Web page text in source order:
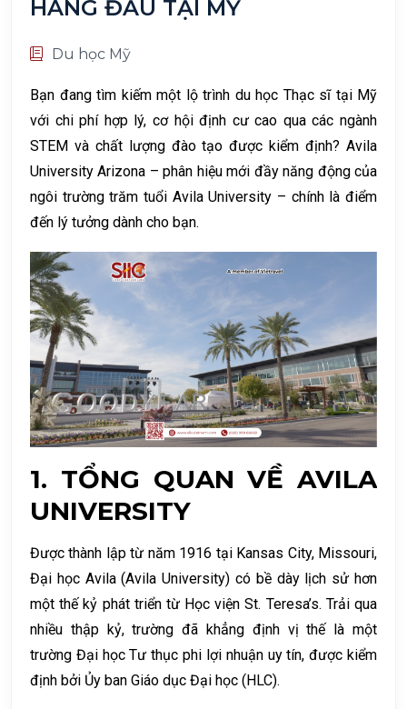
HÀNG ĐẦU TẠI MỸ
Du học Mỹ
Bạn đang tìm kiếm một lộ trình du học Thạc sĩ tại Mỹ
với chi phí hợp lý, cơ hội định cư cao qua các ngành
STEM và chất lượng đào tạo được kiểm định? Avila
University Arizona – phân hiệu mới đầy năng động của
ngôi trường trăm tuổi Avila University – chính là điểm
đến lý tưởng dành cho bạn.
1. TỔNG QUAN VỀ AVILA
UNIVERSITY
Được thành lập từ năm 1916 tại Kansas City, Missouri,
Đại học Avila (Avila University) có bề dày lịch sử hơn
một thế kỷ phát triển từ Học viện St. Teresa’s. Trải qua
nhiều thập kỷ, trường đã khẳng định vị thế là một
trường Đại học Tư thục phi lợi nhuậnuy tín, được kiểm
định bởi Ủy ban Giáo dục Đại học (HLC).